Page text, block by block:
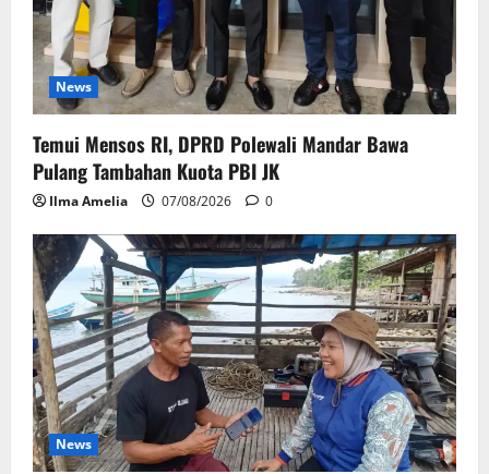
News
Temui Mensos RI, DPRD Polewali Mandar Bawa
Pulang Tambahan Kuota PBI JK
Ilma Amelia 07/08/2026 0
News